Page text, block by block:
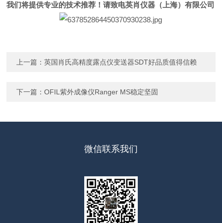
我们将提供专业的技术推荐！请致电英肖仪器（上海）有限公司
上一篇：英国肖氏高精度露点仪变送器SDT好品质值得信赖
下一篇：OFIL紫外成像仪Ranger MS稳定坚固
微信联系我们